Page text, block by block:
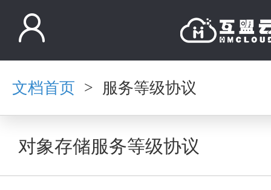
文档首页 > 服务等级协议
对象存储服务等级协议